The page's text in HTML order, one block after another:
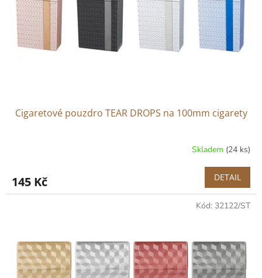
Cigaretové pouzdro TEAR DROPS na 100mm cigarety
Skladem (24 ks)
145 Kč DETAIL
Kód: 32122/ST